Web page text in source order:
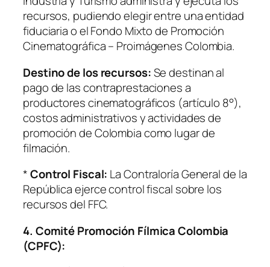
recursos, pudiendo elegir entre una entidad
fiduciaria o el Fondo Mixto de Promoción
Cinematográfica – Proimágenes Colombia.
Destino de los recursos:Se destinan al
pago de las contraprestaciones a
productores cinematográficos (artículo 8°),
costos administrativos y actividades de
promoción de Colombia como lugar de
filmación.
*Control Fiscal: La Contraloría General de la
República ejerce control fiscal sobre los
recursos del FFC.
4. Comité Promoción Fílmica Colombia
(CPFC):